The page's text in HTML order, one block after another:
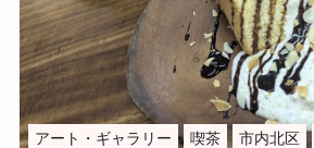
アート・ギャラリー 喫茶 市内北区